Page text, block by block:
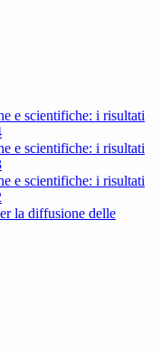
e scientifiche: i risultati
e scientifiche: i risultati
e scientifiche: i risultati
la diffusione delle